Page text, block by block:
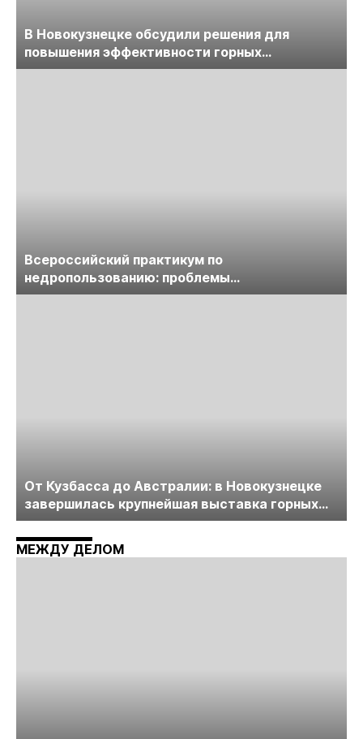
В Новокузнецке обсудили решения для
повышения эффективности горных
предприятий
Всероссийский практикум по
недропользованию: проблемы
лицензирования, цифровизации, экспертизы
От Кузбасса до Австралии: в Новокузнецке
завершилась крупнейшая выставка горных
технологий «Недра России. Уголь России и
Майнинг»
МЕЖДУ ДЕЛОМ